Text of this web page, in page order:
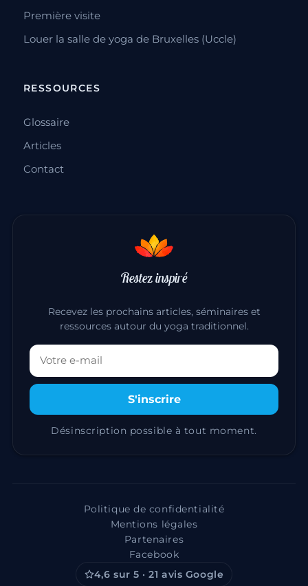
Première visite
Louer la salle de yoga de Bruxelles (Uccle)
RESSOURCES
Glossaire
Articles
Contact
Restez inspiré
Recevez les prochains articles, séminaires et
ressources autour du yoga traditionnel.
Votre adresse email
S'inscrire
Désinscription possible à tout moment.
Politique de confidentialité
Mentions légales
Partenaires
Facebook
4,6 sur 5 · 21 avis Google